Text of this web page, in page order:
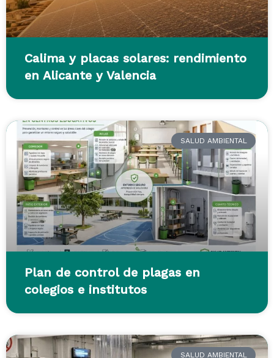
Calima y placas solares: rendimiento
en Alicante y Valencia
SALUD AMBIENTAL
Plan de control de plagas en
colegios e institutos
SALUD AMBIENTAL